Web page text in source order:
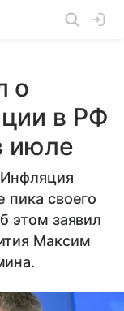
о
в РФ
июле
Инфляция
пика своего
этом заявил
Максим